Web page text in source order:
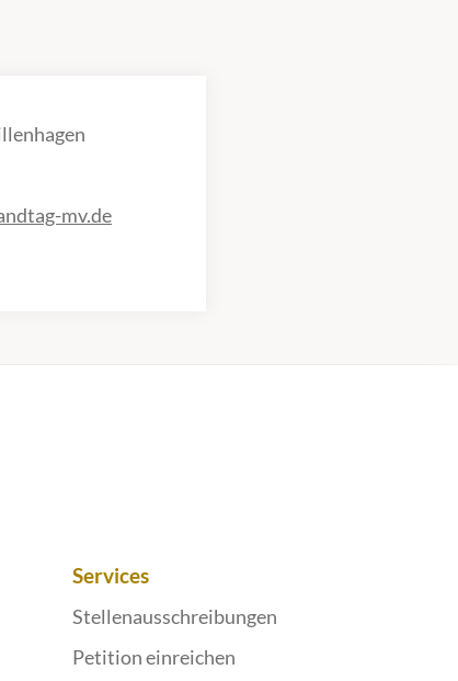
mv.de
Services
Stellenausschreibungen
Petition einreichen